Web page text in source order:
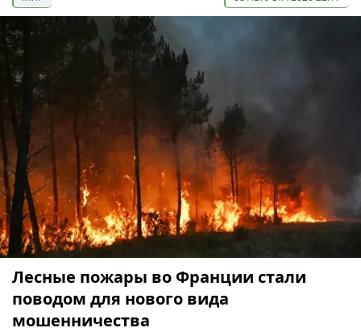
Лесные пожары во Франции стали
поводом для нового вида
мошенничества